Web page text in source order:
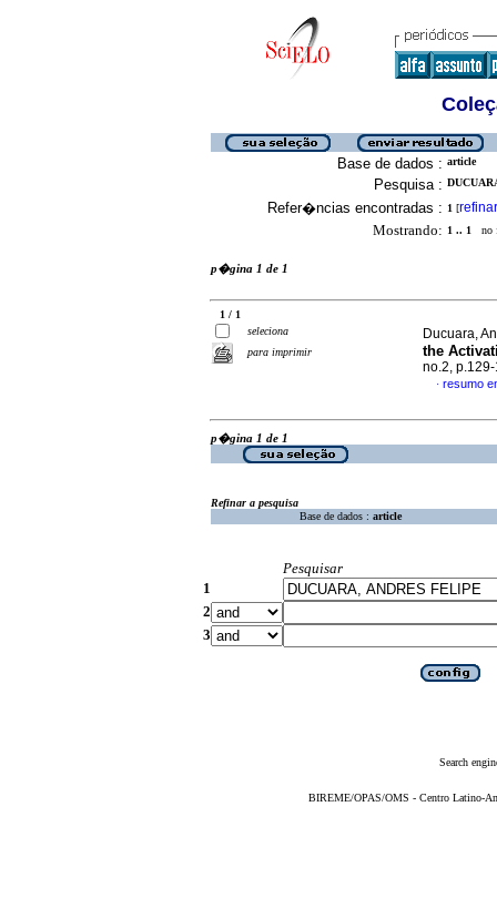
Base de dados : article
Pesquisa :
Refer�ncias encontradas : 1 [refinar
Mostrando: 1 .. 1 no
p�gina 1 de 1
1 / 1
seleciona
para imprimir
Ducuara,
the
no.2,
· resumo
p�gina 1 de 1
Refinar a pesquisa
Base de dados : article
Pesquisar
1
2
3
Search
BIREME/OPAS/OMS - Centro Latino-